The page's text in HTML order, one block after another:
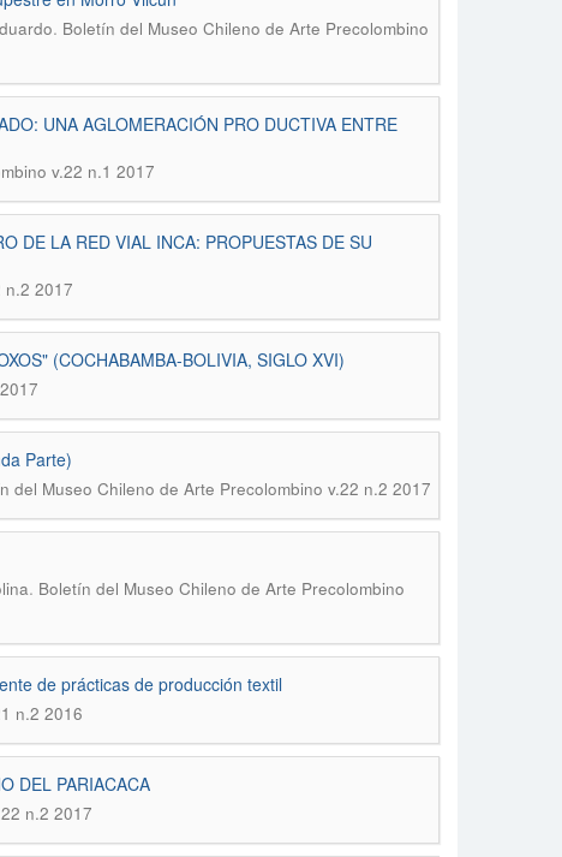
. Boletín del Museo Chileno de Arte Precolombino
UNA AGLOMERACIÓN PRO DUCTIVA ENTRE
v.22 n.1 2017
DE LA RED VIAL INCA: PROPUESTAS DE SU
n.2 2017
(COCHABAMBA-BOLIVIA, SIGLO XVI)
Parte)
del Museo Chileno de Arte Precolombino v.22 n.2 2017
. Boletín del Museo Chileno de Arte Precolombino
de prácticas de producción textil
n.2 2016
DEL PARIACACA
n.2 2017